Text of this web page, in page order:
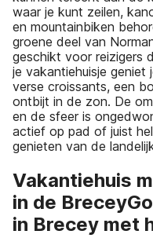
waar je kunt zeilen,
en mountainbiken
groene deel van
geschikt voor reizigers
je vakantiehuisje
verse croissants, een
ontbijt in de zon. De
en de sfeer is
actief op pad of juist
genieten van de
Vakantiehuis
in de
in Brecey met